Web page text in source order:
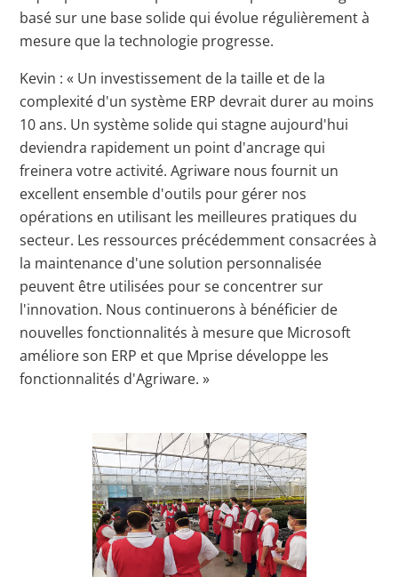
basé sur une base solide qui évolue régulièrement à
mesure que la technologie progresse.
Kevin : « Un investissement de la taille et de la
complexité d'un système ERP devrait durer au moins
10 ans. Un système solide qui stagne aujourd'hui
deviendra rapidement un point d'ancrage qui
freinera votre activité. Agriware nous fournit un
excellent ensemble d'outils pour gérer nos
opérations en utilisant les meilleures pratiques du
secteur. Les ressources précédemment consacrées à
la maintenance d'une solution personnalisée
peuvent être utilisées pour se concentrer sur
l'innovation. Nous continuerons à bénéficier de
nouvelles fonctionnalités à mesure que Microsoft
améliore son ERP et que Mprise développe les
fonctionnalités d'Agriware. »